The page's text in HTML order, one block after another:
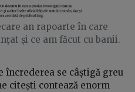
an rapoarte în care
și ce am făcut cu banii.
se câștigă greu
citești contează enorm